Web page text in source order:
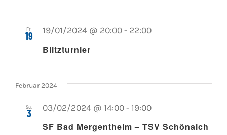
Fr.
19
Blitzturnier
19/01/2024 @ 20:00 - 22:00
Februar 2024
Sa.
3
SF Bad Mergentheim – TSV Schönaich
03/02/2024 @ 14:00 - 19:00